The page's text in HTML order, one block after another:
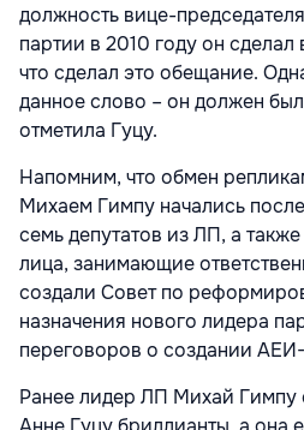
должность вице-
партии в 2010 году он сделал
что сделал это обещание.
данное слово – он должен был
отметила Гуцу.
Напомним, что обмен
Михаем Гимпу начались
семь депутатов из ЛП, а
лица, занимающие
создали Совет по
назначения нового лидера
переговоров о создании
Ранее лидер ЛП Михай Гимпу